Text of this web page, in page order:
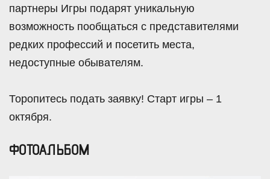
партнеры Игры подарят уникальную
возможность пообщаться с представителями
редких профессий и посетить места,
недоступные обывателям.
Торопитесь подать заявку! Старт игры – 1
октября.
ФОТОАЛЬБОМ